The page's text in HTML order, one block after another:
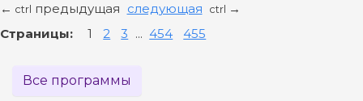
← ctrl предыдущая следующая ctrl →
Страницы: 1 2 3 ... 454 455
Все программы